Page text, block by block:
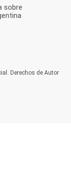
sobre
Derechos de Autor